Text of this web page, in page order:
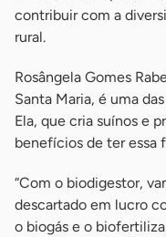
contribuir com a
rural.
Rosângela Gomes
Santa Maria, é uma
Ela, que cria suínos e
benefícios de ter essa
“Com o biodigestor,
descartado em lucro
o biogás e o